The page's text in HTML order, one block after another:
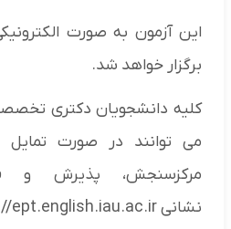
برگزار خواهد شد.
کلیه دانشجویان دکتری
می توانند در صورت تمایل
مرکزسنجش، پذیرش و